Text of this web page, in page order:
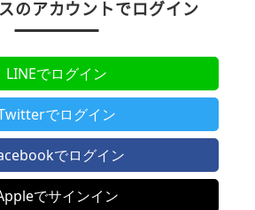
のアカウントでログイン
LINEでログイン
でログイン
でログイン
でサインイン